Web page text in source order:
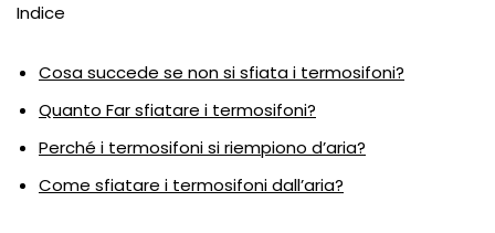
Indice
Cosa succede se non si sfiata i termosifoni?
Quanto Far sfiatare i termosifoni?
Perché i termosifoni si riempiono d’aria?
Come sfiatare i termosifoni dall’aria?